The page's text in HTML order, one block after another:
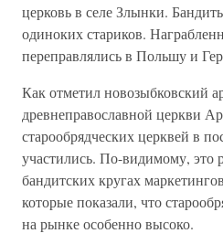
церковь в селе Злынки.
одиноких стариков.
переправлялись в Польшу и
Как отметил новозыбковский
древнеправославной церкви
старообрядческих церквей в
участились. По-видимому, это
бандитских кругах
которые показали, что
на рынке особенно высоко.